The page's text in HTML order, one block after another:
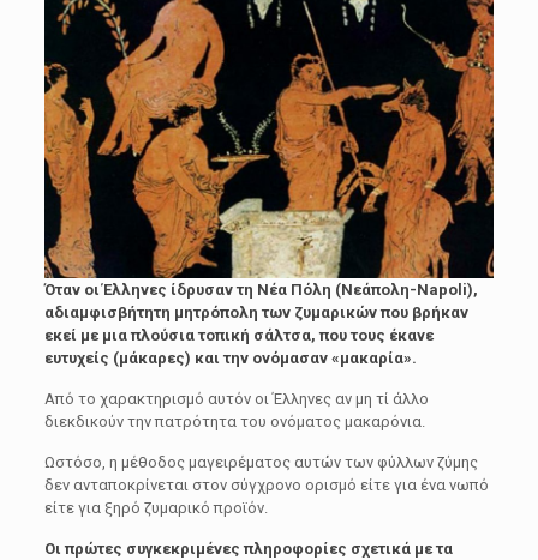
Όταν οι Έλληνες ίδρυσαν τη Νέα Πόλη (Νεάπολη-Napoli),
αδιαμφισβήτητη μητρόπολη των ζυμαρικών που βρήκαν
εκεί με μια πλούσια τοπική σάλτσα, που τους έκανε
ευτυχείς (μάκαρες) και την ονόμασαν «μακαρία».
Από το χαρακτηρισμό αυτόν οι Έλληνες αν μη τί άλλο
διεκδικούν την πατρότητα του ονόματος μακαρόνια.
Ωστόσο, η μέθοδος μαγειρέματος αυτών των φύλλων ζύμης
δεν ανταποκρίνεται στον σύγχρονο ορισμό είτε για ένα νωπό
είτε για ξηρό ζυμαρικό προϊόν.
Οι πρώτες συγκεκριμένες πληροφορίες σχετικά με τα